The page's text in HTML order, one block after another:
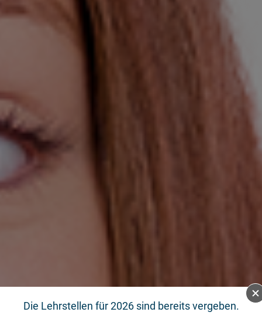
Die Lehrstellen für 2026 sind bereits vergeben.